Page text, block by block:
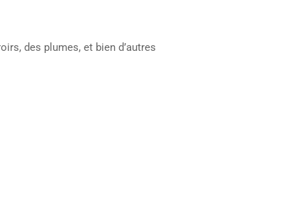
des plumes, et bien d’autres